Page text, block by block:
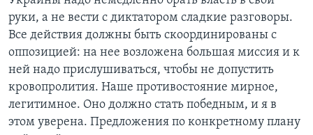
руки, а не вести с диктатором сладкие разговоры.
Все действия должны быть скоординированы с
оппозицией: на нее возложена большая миссия и к
ней надо прислушиваться, чтобы не допустить
кровопролития. Наше противостояние мирное,
легитимное. Оно должно стать победным, и я в
этом уверена. Предложения по конкретному плану